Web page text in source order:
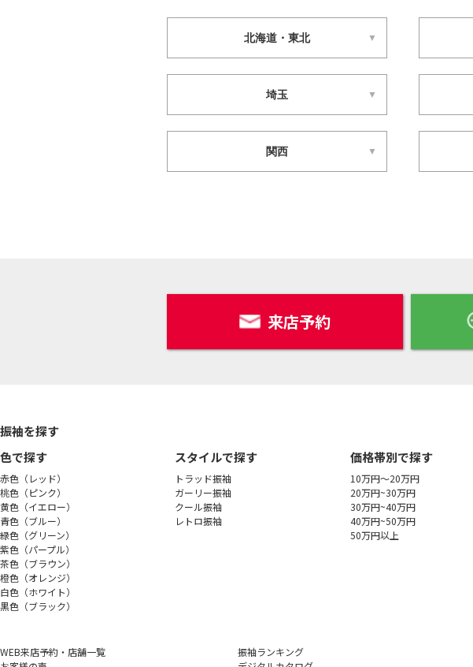
北海道・東北
埼玉
関西
来店予約
振袖を探す
色で探す
赤色（レッド）
桃色（ピンク）
黄色（イエロー）
青色（ブルー）
緑色（グリーン）
紫色（パープル）
茶色（ブラウン）
橙色（オレンジ）
白色（ホワイト）
黒色（ブラック）
スタイルで探す
トラッド振袖
ガーリー振袖
クール振袖
レトロ振袖
価格帯別で探す
10万円～20万円
20万円~30万円
30万円~40万円
40万円~50万円
50万円以上
WEB来店予約・店舗一覧
振袖ランキング